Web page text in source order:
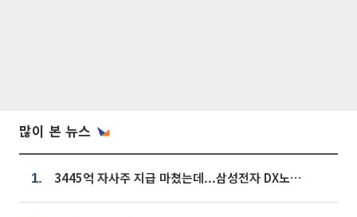
많이 본 뉴스
1. 3445억 자사주 지급 마쳤는데...삼성전자 DX노조, 뒤늦은 '떼쓰기 집회'